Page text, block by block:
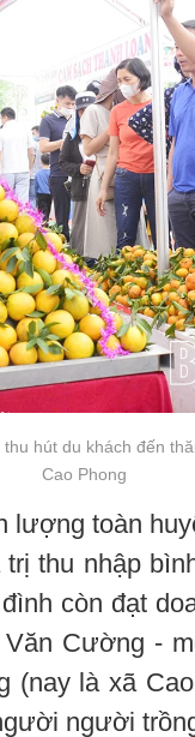
hút du khách đến
Cao Phong
lượng toàn
thu nhập
còn đạt
Cường -
(nay là xã
người